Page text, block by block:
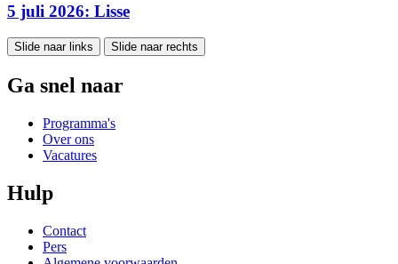
5 juli 2026: Lisse
Slide naar links Slide naar rechts
Ga snel naar
Programma's
Over ons
Vacatures
Hulp
Contact
Pers